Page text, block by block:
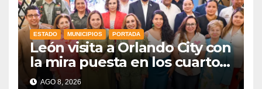
ESTADO MUNICIPIOS PORTADA
León visita a Orlando City con
la mira puesta en los cuartos
de final
AGO 8, 2026